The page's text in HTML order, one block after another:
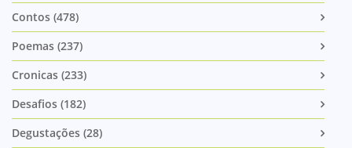
Contos (478)
Poemas (237)
Cronicas (233)
Desafios (182)
Degustações (28)